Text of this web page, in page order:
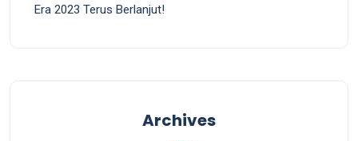
Era 2023 Terus Berlanjut!
Archives